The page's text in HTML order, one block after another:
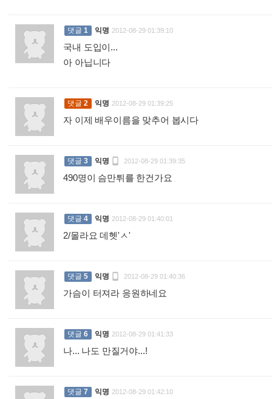
댓글 1 익명 2012-08-29 01:39:10
국내 도입이...
아 아닙니다
댓글 2 익명 2012-08-29 01:39:25
자 이제 배우이름을 맞추어 봅시다
댓글 3 익명  2012-08-29 01:39:35
490명이 슴만튀를 한건가요
댓글 4 익명 2012-08-29 01:40:01
2/몰라요 데헷'ㅅ'
댓글 5 익명  2012-08-29 01:40:36
가슴이 터져라 응원하네요
댓글 6 익명 2012-08-29 01:41:33
나... 나도 만질거야...!
댓글 7 익명 2012-08-29 01:42:10